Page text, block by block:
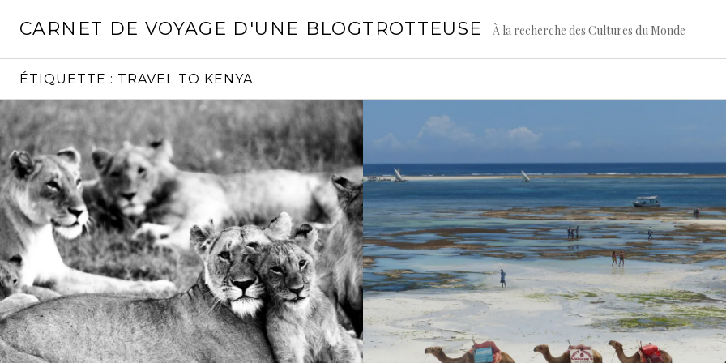
CARNET DE VOYAGE D'UNE BLOGTROTTEUSE À la recherche des Cultures du Monde
ÉTIQUETTE : TRAVEL TO KENYA